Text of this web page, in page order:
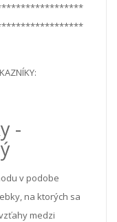
-
v podobe
na ktorých sa
medzi